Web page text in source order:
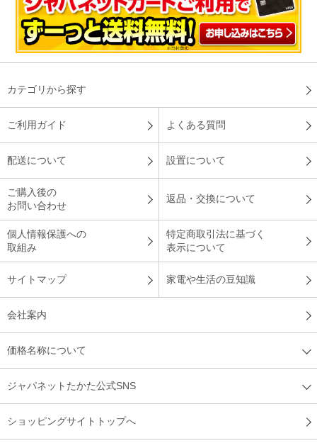
カテゴリから探す
ご利用ガイド よくある質問
配送について 設置について
ご購入後の
お問い合わせ
返品・交換について
個人情報保護への
取組み
特定商取引法に基づく
表示について
サイトマップ 家電や生活の豆知識
会社案内
価格名称について
ジャパネットたかた公式SNS
ショッピングサイトトップへ